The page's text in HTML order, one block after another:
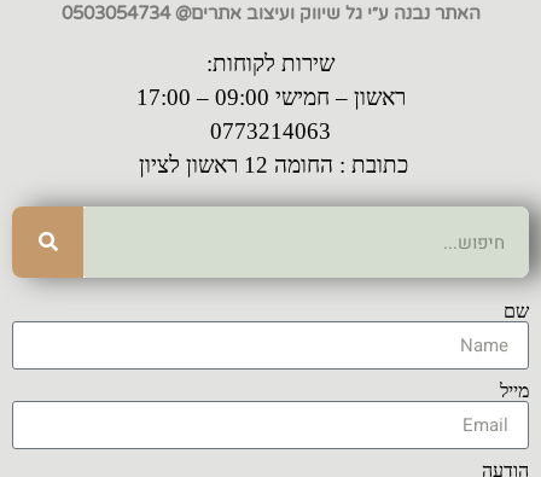
האתר נבנה ע״י גל שיווק ועיצוב אתרים@ 0503054734
שירות לקוחות:
ראשון – חמישי 09:00 – 17:00
0773214063
כתובת : החומה 12 ראשון לציון
שם
מייל
הודעה